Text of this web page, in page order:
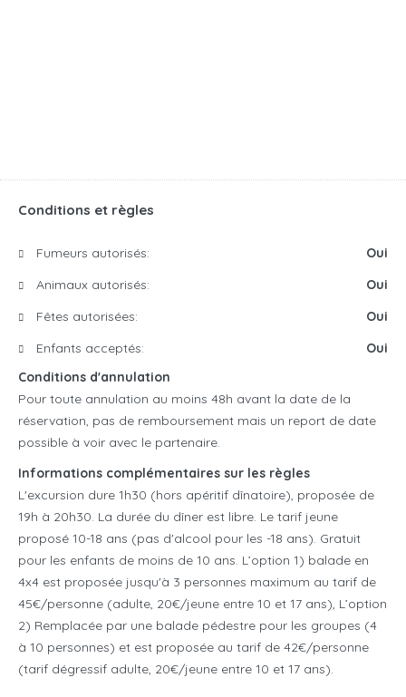
Conditions et règles
Fumeurs autorisés:
Oui
Animaux autorisés:
Oui
Fêtes autorisées:
Oui
Enfants acceptés:
Oui
Conditions d'annulation
Pour toute annulation au moins 48h avant la date de la
réservation, pas de remboursement mais un report de date
possible à voir avec le partenaire.
Informations complémentaires sur les règles
L'excursion dure 1h30 (hors apéritif dînatoire), proposée de
19h à 20h30. La durée du dîner est libre. Le tarif jeune
proposé 10-18 ans (pas d'alcool pour les -18 ans). Gratuit
pour les enfants de moins de 10 ans. L’option 1) balade en
4x4 est proposée jusqu'à 3 personnes maximum au tarif de
45€/personne (adulte, 20€/jeune entre 10 et 17 ans), L’option
2) Remplacée par une balade pédestre pour les groupes (4
à 10 personnes) et est proposée au tarif de 42€/personne
(tarif dégressif adulte, 20€/jeune entre 10 et 17 ans).